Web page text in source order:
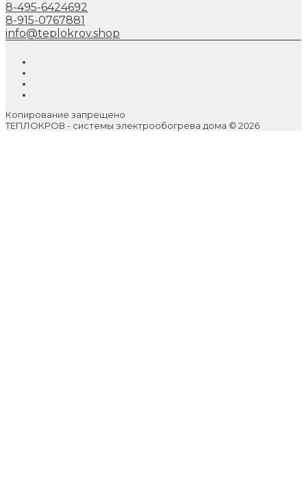
8-495-6424692
8-915-0767881
info@teplokrov.shop
Копирование запрещено
ТЕПЛОКРОВ - системы электрообогрева дома © 2026